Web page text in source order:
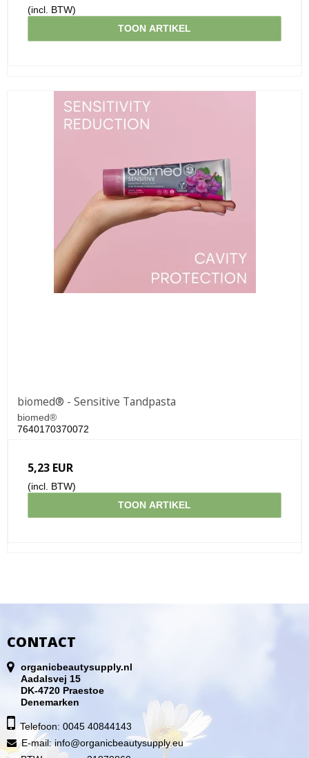
(incl. BTW)
TOON ARTIKEL
biomed® - Sensitive Tandpasta
biomed®
7640170370072
5,23 EUR
(incl. BTW)
TOON ARTIKEL
CONTACT
organicbeautysupply.nl
Aadalsvej 15
DK-4720 Praestoe
Denemarken
Telefoon: 0045 40844143
E-mail: info@organicbeautysupply.eu